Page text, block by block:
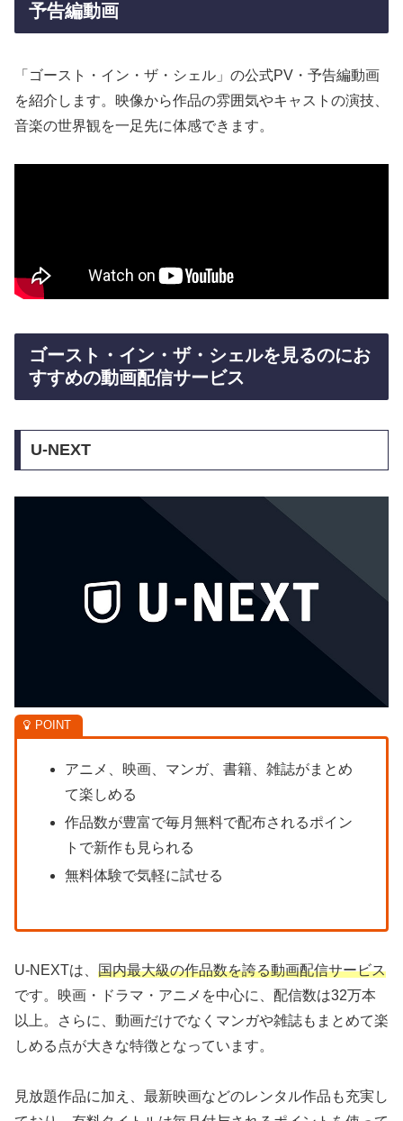
予告編動画
「ゴースト・イン・ザ・シェル」の公式PV・予告編動画
を紹介します。映像から作品の雰囲気やキャストの演技、
音楽の世界観を一足先に体感できます。
ゴースト・イン・ザ・シェルを見るのにお
すすめの動画配信サービス
U-NEXT
アニメ、映画、マンガ、書籍、雑誌がまとめ
て楽しめる
作品数が豊富で毎月無料で配布されるポイン
トで新作も見られる
無料体験で気軽に試せる
U-NEXTは、 国内最大級の作品数を誇る動画配信サービス
です。映画・ドラマ・アニメを中心に、配信数は32万本
以上。さらに、動画だけでなくマンガや雑誌もまとめて楽
しめる点が大きな特徴となっています。
見放題作品に加え、最新映画などのレンタル作品も充実し